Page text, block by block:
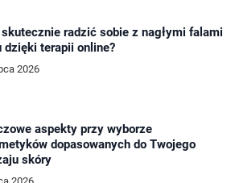
radzić sobie z nagłymi falami
dzięki terapii online?
2026
aspekty przy wyborze
dopasowanych do Twojego
skóry